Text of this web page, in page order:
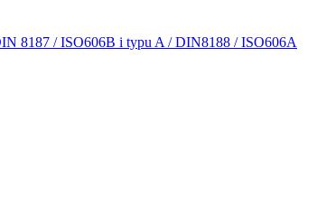
8187 / ISO606B i typu A / DIN8188 / ISO606A